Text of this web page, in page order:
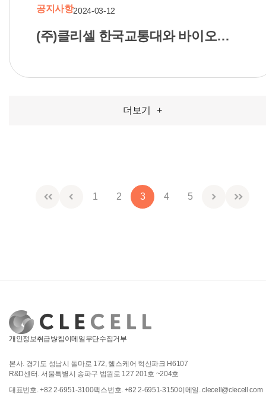
공지사항2024-03-12
(주)클리셀 한국교통대와 바이오
더보기 +
1 2 3 4 5
개인정보취급방침 이메일무단수집거부
본사. 경기도 성남시 돌마로 172, 헬스케어 혁신파크 H6107
R&D센터. 서울특별시 송파구 법원로 127 201호 ~204호
대표번호. +82 2-6951-3100팩스번호. +82 2-6951-3150이메일. clecell@clecell.com